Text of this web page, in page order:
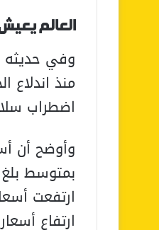
العالم
وفي حديثه
منذ
اضطراب
ارتفاع أسعار